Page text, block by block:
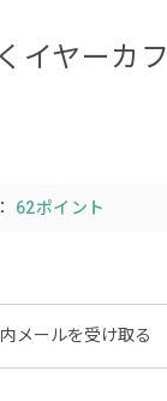
イヤーカフ
62ポイント
メールを受け取る